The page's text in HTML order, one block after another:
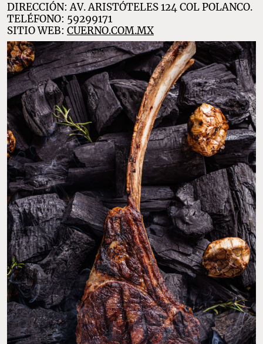
DIRECCIÓN: AV. ARISTÓTELES 124 COL POLANCO.
TELÉFONO: 59299171
SITIO WEB: CUERNO.COM.MX